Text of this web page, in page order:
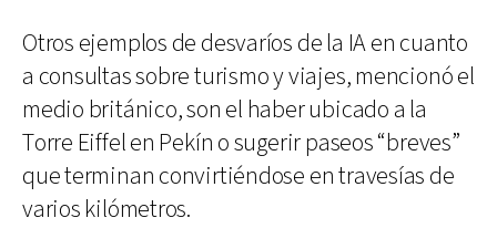
Otros ejemplos de desvaríos de la IA en cuanto
a consultas sobre turismo y viajes, mencionó el
medio británico, son el haber ubicado a la
Torre Eiffel en Pekín o sugerir paseos “breves”
que terminan convirtiéndose en travesías de
varios kilómetros.